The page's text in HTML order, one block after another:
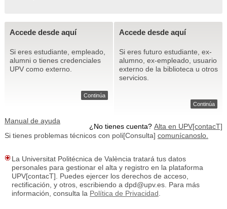
Accede desde aquí
Si eres estudiante, empleado,
alumni o tienes credenciales
UPV como externo.
Continúa
Accede desde aquí
Si eres futuro estudiante, ex-
alumno, ex-empleado, usuario
externo de la biblioteca u otros
servicios.
Continúa
¿No tienes cuenta? Alta en UPV[contacT]
Manual de ayuda
Si tienes problemas técnicos con poli[Consulta] comunícanoslo.
La Universitat Politécnica de València tratará tus datos
personales para gestionar el alta y registro en la plataforma
UPV[contacT]. Puedes ejercer los derechos de acceso,
rectificación, y otros, escribiendo a dpd@upv.es. Para más
información, consulta la Política de Privacidad